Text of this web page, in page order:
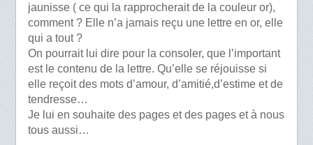
jaunisse ( ce qui la rapprocherait de la couleur or),
comment ? Elle n’a jamais reçu une lettre en or, elle
qui a tout ?
On pourrait lui dire pour la consoler, que l’important
est le contenu de la lettre. Qu’elle se réjouisse si
elle reçoit des mots d’amour, d’amitié,d’estime et de
tendresse…
Je lui en souhaite des pages et des pages et à nous
tous aussi…